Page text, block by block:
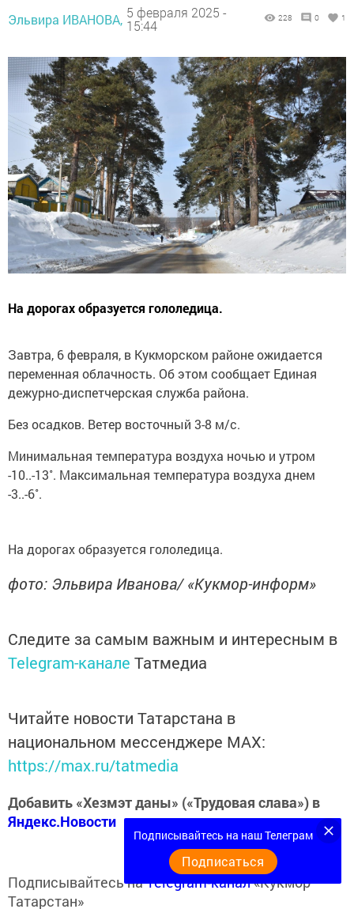
Эльвира ИВАНОВА, 5 февраля 2025 -
15:44
228 0 1
На дорогах образуется гололедица.
Завтра, 6 февраля, в Кукморском районе ожидается
переменная облачность. Об этом сообщает Единая
дежурно-диспетчерская служба района.
Без осадков. Ветер восточный 3-8 м/с.
Минимальная температура воздуха ночью и утром
-10..-13˚. Максимальная температура воздуха днем
-3..-6˚.
На дорогах образуется гололедица.
фото: Эльвира Иванова/ «Кукмор-информ»
Следите за самым важным и интересным в
Telegram-канале Татмедиа
Читайте новости Татарстана в
национальном мессенджере MАХ:
https://max.ru/tatmedia
Добавить «Хезмэт даны» («Трудовая слава») в
Яндекс.Новости
Подписывайтесь наTelegram-канал«Кукмор
Татарстан»
Подписывайтесь на наш Телеграм
Подписаться